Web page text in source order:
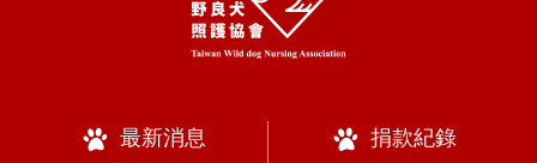
最新消息 捐款紀錄